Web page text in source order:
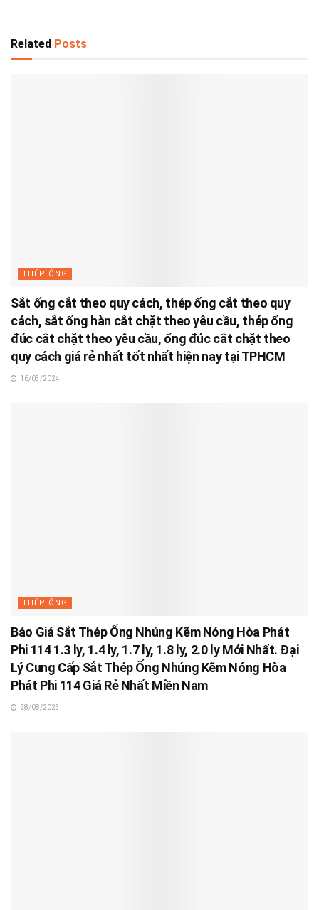
Related Posts
THÉP ỐNG
Sắt ống cắt theo quy cách, thép ống cắt theo quy
cách, sắt ống hàn cắt chặt theo yêu cầu, thép ống
đúc cắt chặt theo yêu cầu, ống đúc cắt chặt theo
quy cách giá rẻ nhất tốt nhất hiện nay tại TPHCM
16/03/2024
THÉP ỐNG
Báo Giá Sắt Thép Ống Nhúng Kẽm Nóng Hòa Phát
Phi 114 1.3 ly, 1.4 ly, 1.7 ly, 1.8 ly, 2.0 ly Mới Nhất. Đại
Lý Cung Cấp Sắt Thép Ống Nhúng Kẽm Nóng Hòa
Phát Phi 114 Giá Rẻ Nhất Miền Nam
28/08/2023